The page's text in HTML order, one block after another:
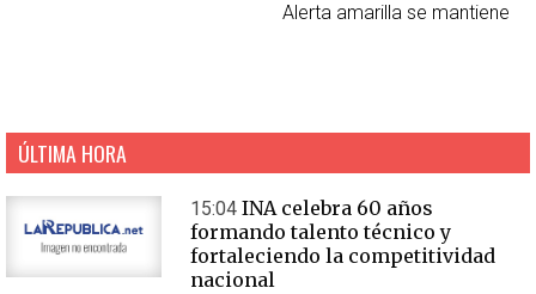
Alerta amarilla se mantiene
ÚLTIMA HORA
15:04 INA celebra 60 años
formando talento técnico y
fortaleciendo la competitividad
nacional